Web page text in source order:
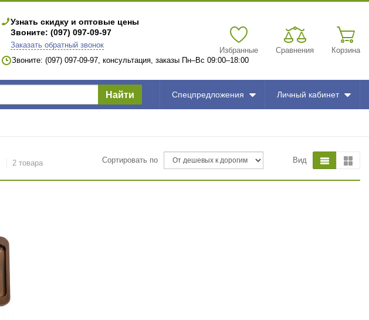
Узнать скидку и оптовые цены
Звоните: (097) 097-09-97
Заказать обратный звонок
Звоните: (097) 097-09-97, консультация, заказы Пн–Вс 09:00–18:00
Избранные Сравнения Корзина
Найти Спецпредложения Личный кабинет
2 товара Сортировать по Вид